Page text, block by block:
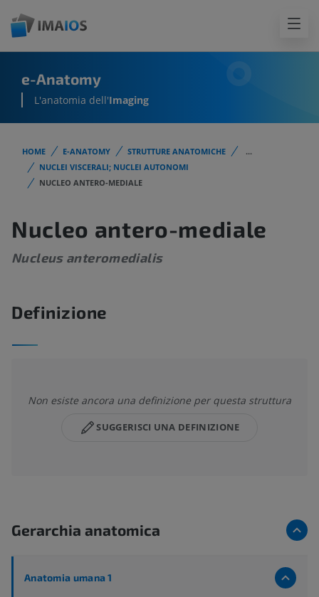
e-Anatomy
L'anatomia dell'Imaging
HOME E-ANATOMY STRUTTURE ANATOMICHE
...
NUCLEI VISCERALI; NUCLEI AUTONOMI
NUCLEO ANTERO-MEDIALE
Nucleo antero-mediale
Nucleus anteromedialis
Definizione
Non esiste ancora una definizione per questa struttura
SUGGERISCI UNA DEFINIZIONE
Gerarchia anatomica
Anatomia umana 1